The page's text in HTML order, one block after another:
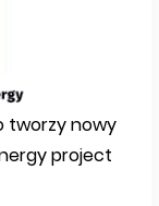
tworzy nowy
project